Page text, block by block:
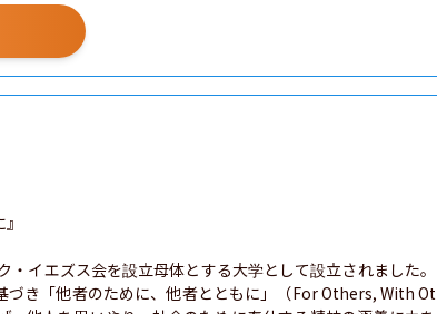
イエズス会を設立母体とする大学として設立されました。
づき「他者のために、他者とともに」（For Others, With Ot